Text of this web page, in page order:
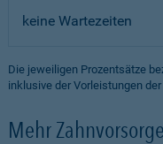
keine Wartezeiten
Die jeweiligen Prozentsätze
inklusive der Vorleistungen
Mehr